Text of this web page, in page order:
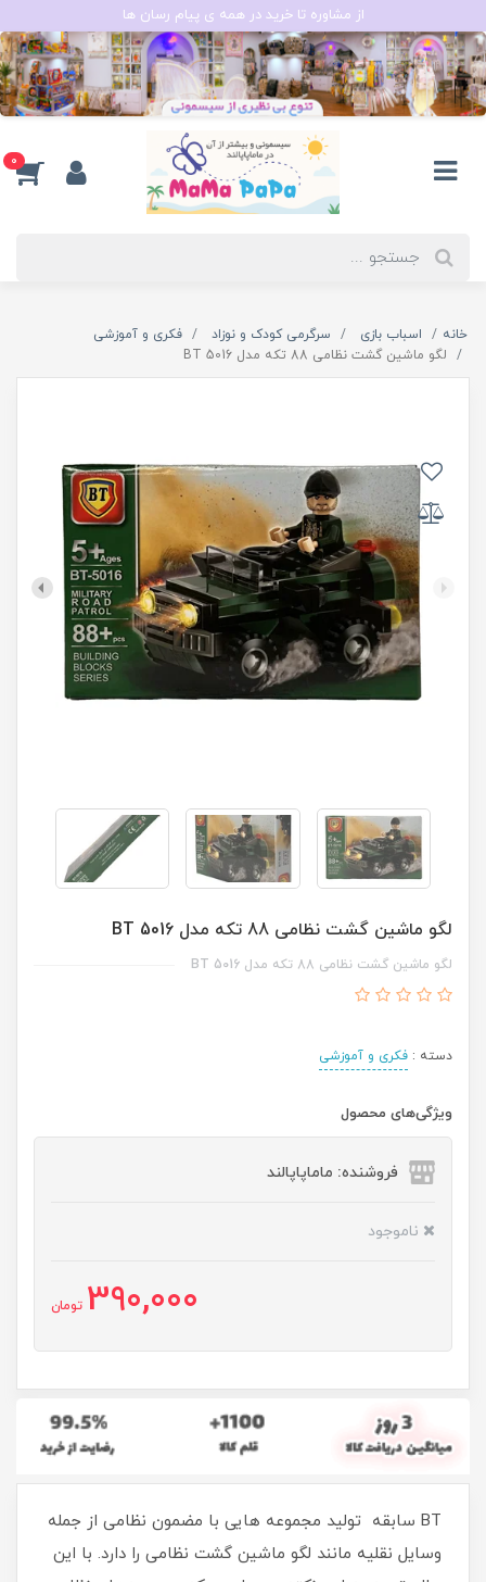
از مشاوره تا خرید در همه ی پیام رسان ها
0
خانه اسباب بازی سرگرمی کودک و نوزاد
فکری و آموزشی
لگو ماشین گشت نظامی 88 تکه مدل BT 5016
لگو ماشین گشت نظامی 88 تکه مدل BT 5016
لگو ماشین گشت نظامی 88 تکه مدل BT 5016
دسته : فکری و آموزشی
ویژگی‌های محصول
فروشنده: ماماپاپالند
ناموجود
390,000 تومان
BT سابقه تولید مجموعه هایی با مضمون نظامی از جمله
وسایل نقلیه مانند لگو ماشین گشت نظامی را دارد. با این